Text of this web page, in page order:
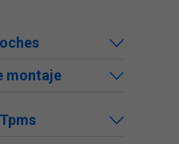
montaje